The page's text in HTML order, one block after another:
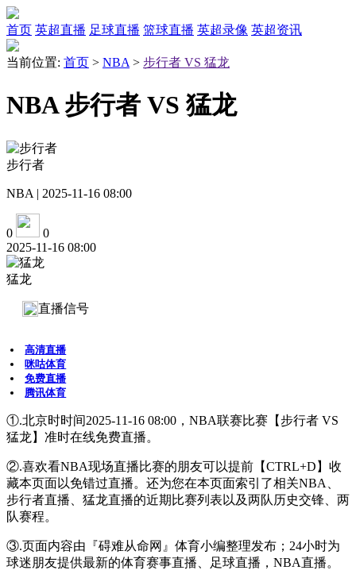
首页 英超直播 足球直播 篮球直播 英超录像 英超资讯
当前位置: 首页 > NBA > 步行者 VS 猛龙
NBA 步行者 VS 猛龙
步行者
NBA | 2025-11-16 08:00
0
0
2025-11-16 08:00
猛龙
直播信号
高清直播
咪咕体育
免费直播
腾讯体育
①.北京时时间2025-11-16 08:00，NBA联赛比赛【步行者 VS
猛龙】准时在线免费直播。
②.喜欢看NBA现场直播比赛的朋友可以提前【CTRL+D】收
藏本页面以免错过直播。还为您在本页面索引了相关NBA、
步行者直播、猛龙直播的近期比赛列表以及两队历史交锋、两
队赛程。
③.页面内容由『碍难从命网』体育小编整理发布；24小时为
球迷朋友提供最新的体育赛事直播、足球直播，NBA直播。